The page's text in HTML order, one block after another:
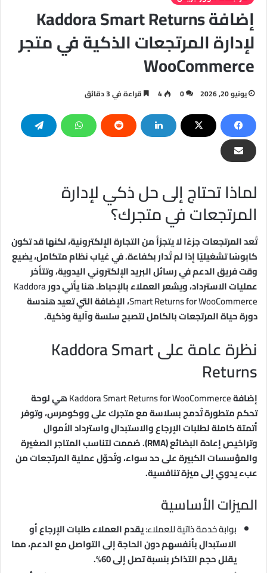
إضافة Kaddora Smart Returns
لإدارة المرتجعات الذكية في متجر
WooCommerce
يونيو 20, 2026 0
4 قراءة في 3 دقائق
لماذا تحتاج إلى حل ذكي لإدارة
المرتجعات في متجرك؟
تُعد المرتجعات جزءًا لا يتجزأ من التجارة الإلكترونية، لكنها قد تكون
كابوسًا تشغيليًا إذا لم تُدار بكفاءة. في غياب نظام متكامل، يضيع
وقت فريق الدعم في رسائل البريد الإلكتروني اليدوية، وتتأخر
عمليات الاسترداد، ويشعر العملاء بالإحباط. هنا يأتي دورKaddora
Smart Returns for WooCommerce، الإضافة التي تعيد هندسة
دورة حياة المرتجعات بالكامل لتصبح سلسة وآلية وذكية.
نظرة عامة على Kaddora Smart
Returns
إضافةKaddora Smart Returns for WooCommerceهي لوحة
تحكم متطورة تُدمج بسلاسة مع متجرك على ووكومرس، وتوفر
أتمتة كاملة لطلبات الإرجاع والاستبدال واسترداد الأموال
وتراخيص إعادة البضائع (RMA). صُممت لتناسب المتاجر الصغيرة
والمؤسسات الكبيرة على حد سواء، وتُحوّل عملية المرتجعات من
عبء يدوي إلى ميزة تنافسية.
الميزات الأساسية
بوابة خدمة ذاتية للعملاء:يقدم العملاء طلبات الإرجاع أو
الاستبدال بأنفسهم دون الحاجة إلى التواصل مع الدعم، مما
يقلل حجم التذاكر بنسبة تصل إلى 60%.